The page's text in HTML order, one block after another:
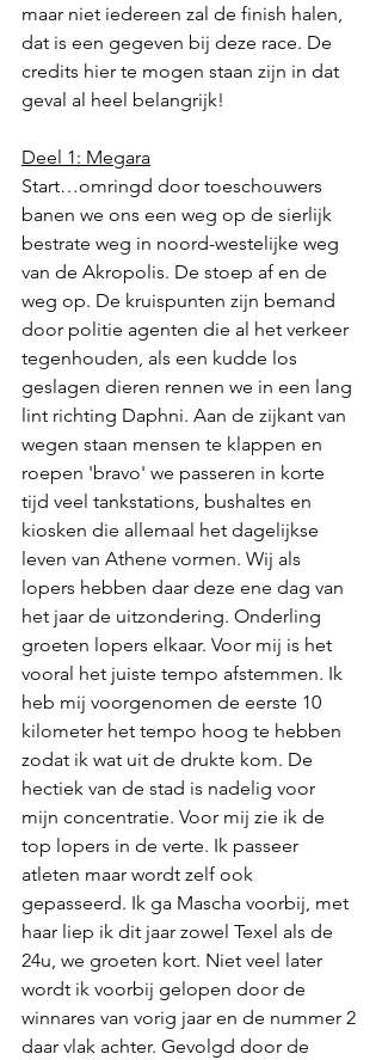
maar niet iedereen zal de finish halen,
dat is een gegeven bij deze race. De
credits hier te mogen staan zijn in dat
geval al heel belangrijk!
Deel 1: Megara
Start…omringd door toeschouwers
banen we ons een weg op de sierlijk
bestrate weg in noord-westelijke weg
van de Akropolis. De stoep af en de
weg op. De kruispunten zijn bemand
door politie agenten die al het verkeer
tegenhouden, als een kudde los
geslagen dieren rennen we in een lang
lint richting Daphni. Aan de zijkant van
wegen staan mensen te klappen en
roepen 'bravo' we passeren in korte
tijd veel tankstations, bushaltes en
kiosken die allemaal het dagelijkse
leven van Athene vormen. Wij als
lopers hebben daar deze ene dag van
het jaar de uitzondering. Onderling
groeten lopers elkaar. Voor mij is het
vooral het juiste tempo afstemmen. Ik
heb mij voorgenomen de eerste 10
kilometer het tempo hoog te hebben
zodat ik wat uit de drukte kom. De
hectiek van de stad is nadelig voor
mijn concentratie. Voor mij zie ik de
top lopers in de verte. Ik passeer
atleten maar wordt zelf ook
gepasseerd. Ik ga Mascha voorbij, met
haar liep ik dit jaar zowel Texel als de
24u, we groeten kort. Niet veel later
wordt ik voorbij gelopen door de
winnares van vorig jaar en de nummer 2
daar vlak achter. Gevolgd door de